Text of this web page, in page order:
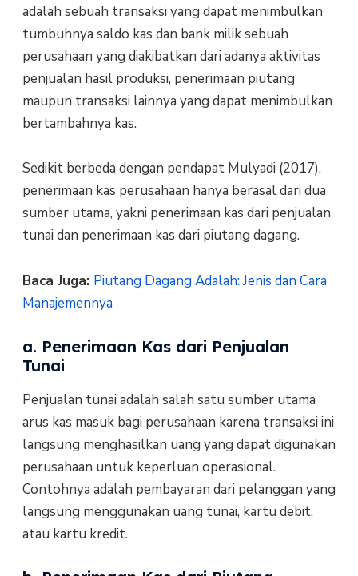
adalah sebuah transaksi yang dapat menimbulkan
tumbuhnya saldo kas dan bank milik sebuah
perusahaan yang diakibatkan dari adanya aktivitas
penjualan hasil produksi, penerimaan piutang
maupun transaksi lainnya yang dapat menimbulkan
bertambahnya kas.
Sedikit berbeda dengan pendapat Mulyadi (2017),
penerimaan kas perusahaan hanya berasal dari dua
sumber utama, yakni penerimaan kas dari penjualan
tunai dan penerimaan kas dari piutang dagang.
Baca Juga: Piutang Dagang Adalah: Jenis dan Cara
Manajemennya
a. Penerimaan Kas dari Penjualan
Tunai
Penjualan tunai adalah salah satu sumber utama
arus kas masuk bagi perusahaan karena transaksi ini
langsung menghasilkan uang yang dapat digunakan
perusahaan untuk keperluan operasional.
Contohnya adalah pembayaran dari pelanggan yang
langsung menggunakan uang tunai, kartu debit,
atau kartu kredit.